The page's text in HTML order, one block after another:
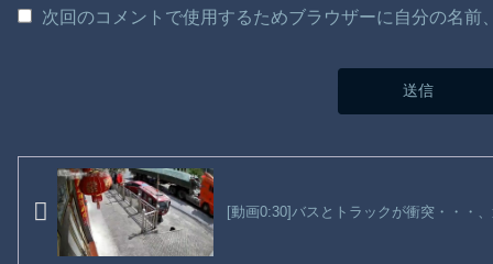
次回のコメントで使用するためブラウザーに自分の名
[動画0:30]バスとトラックが衝突・・・